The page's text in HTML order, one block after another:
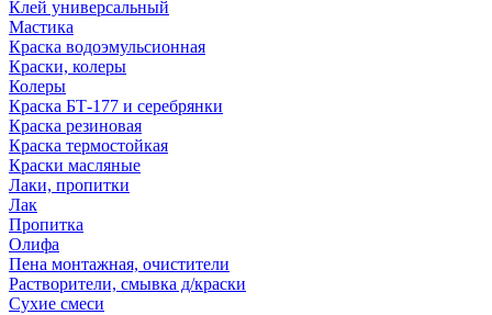
Клей универсальный
Мастика
Краска водоэмульсионная
Краски, колеры
Колеры
Краска БТ-177 и серебрянки
Краска резиновая
Краска термостойкая
Краски масляные
Лаки, пропитки
Лак
Пропитка
Олифа
Пена монтажная, очистители
Растворители, смывка д/краски
Сухие смеси